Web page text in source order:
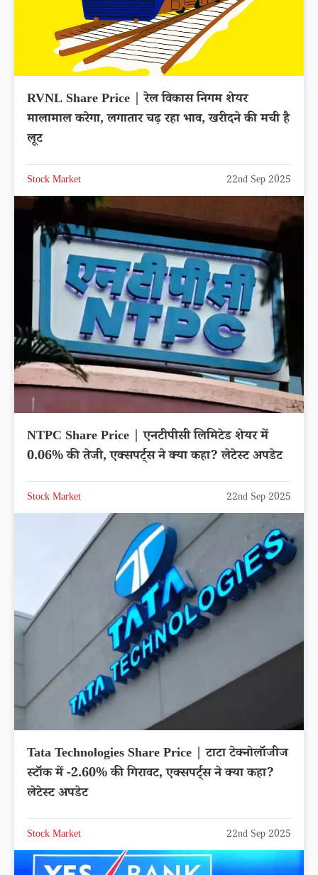
RVNL Share Price | रेल विकास निगम शेयर
मालामाल करेगा, लगातार चढ़ रहा भाव, खरीदने की मची है
लूट
Stock Market 22nd Sep 2025
NTPC Share Price | एनटीपीसी लिमिटेड शेयर में
0.06% की तेजी, एक्सपर्ट्स ने क्या कहा? लेटेस्ट अपडेट
Stock Market 22nd Sep 2025
Tata Technologies Share Price | टाटा टेक्नोलॉजीज
स्टॉक में -2.60% की गिरावट, एक्सपर्ट्स ने क्या कहा?
लेटेस्ट अपडेट
Stock Market 22nd Sep 2025